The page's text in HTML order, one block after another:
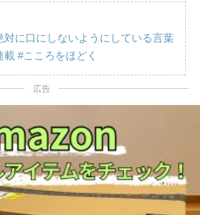
対に口にしないようにしている言葉
#こころをほどく
広告